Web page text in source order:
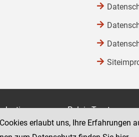
Justiz
für Justiz
Palais Trautson
Museumstraße 7
1070 Wien
erlaubt uns, Ihre